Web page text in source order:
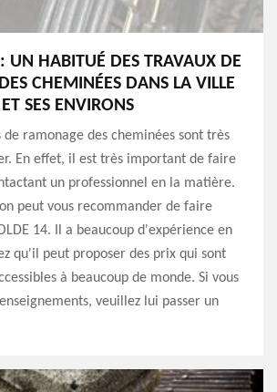
UN HABITUÉ DES TRAVAUX DE
CHEMINÉES DANS LA VILLE
SES ENVIRONS
de ramonage des cheminées sont très
En effet, il est très important de faire
un professionnel en la matière.
peut vous recommander de faire
14. Il a beaucoup d'expérience en
qu'il peut proposer des prix qui sont
à beaucoup de monde. Si vous
veuillez lui passer un